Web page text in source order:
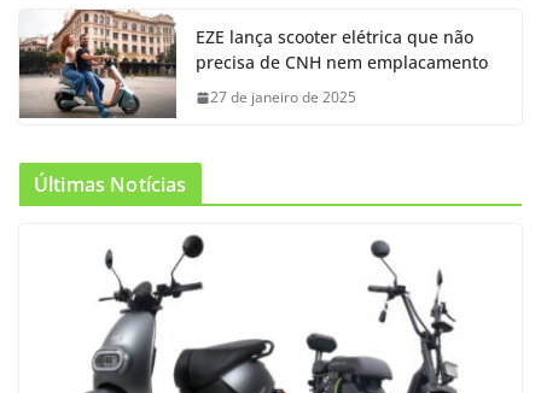
EZE lança scooter elétrica que não
precisa de CNH nem emplacamento
27 de janeiro de 2025
Últimas Notícias